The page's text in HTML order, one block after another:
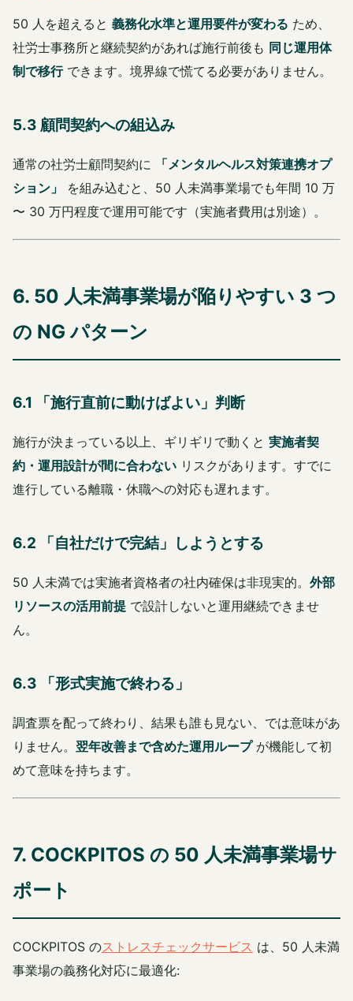
50 人を超えると 義務化水準と運用要件が変わる ため、
社労士事務所と継続契約があれば施行前後も 同じ運用体
制で移行できます。境界線で慌てる必要がありません。
5.3 顧問契約への組込み
通常の社労士顧問契約に
「メンタルヘルス対策連携オプ
ション」
を組み込むと、50 人未満事業場でも年間 10 万
〜 30 万円程度で運用可能です（実施者費用は別途）。
6. 50 人未満事業場が陥りやすい 3 つ
の NG パターン
6.1 「施行直前に動けばよい」判断
施行が決まっている以上、ギリギリで動くと 実施者契
約・運用設計が間に合わない リスクがあります。すでに
進行している離職・休職への対応も遅れます。
6.2 「自社だけで完結」しようとする
50 人未満では実施者資格者の社内確保は非現実的。 外部
リソースの活用前提 で設計しないと運用継続できませ
ん。
6.3 「形式実施で終わる」
調査票を配って終わり、結果も誰も見ない、では意味があ
りません。 翌年改善まで含めた運用ループが機能して初
めて意味を持ちます。
7. COCKPITOS の 50 人未満事業場サ
ポート
COCKPITOS のストレスチェックサービス は、50 人未満
事業場の義務化対応に最適化: